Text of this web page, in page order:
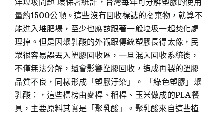
洋垃圾問題 環保署統計，台灣每年可分解塑膠的使用
量約1500公噸。這些沒有回收標誌的廢棄物，就算不
能進入堆肥場，至少也應該跟著一般垃圾一起焚化處
理掉。但是因聚乳酸的外觀跟傳統塑膠長得太像，民
眾很容易誤丟入塑膠回收區，一旦混入回收系統後，
不僅無法分解，還會影響塑膠回收，造成再製的塑膠
品質不良，同樣形成「塑膠汙染」。 「綠色塑膠」聚
乳酸：，這些標榜由麥桿、稻桿、玉米做成的PLA餐
具，主要原料其實是「聚乳酸」。聚乳酸來自這些植